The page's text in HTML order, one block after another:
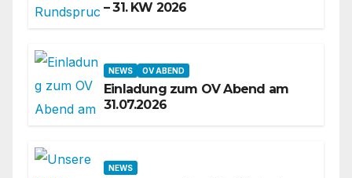
– 31. KW 2026
NEWS OV ABEND
Einladung zum OV Abend am
31.07.2026
NEWS